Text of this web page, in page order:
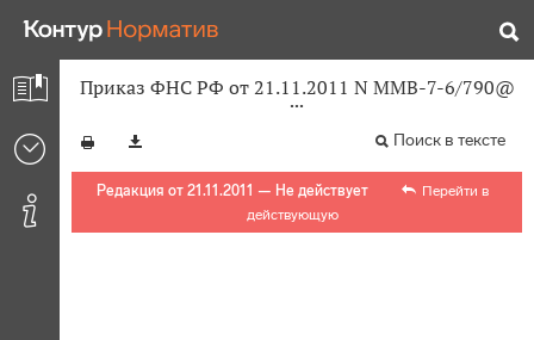
Приказ ФНС РФ от 21.11.2011 N ММВ-7-6/790@
Поиск в тексте
Редакция от 21.11.2011 — Не действует
Перейти в
действующую